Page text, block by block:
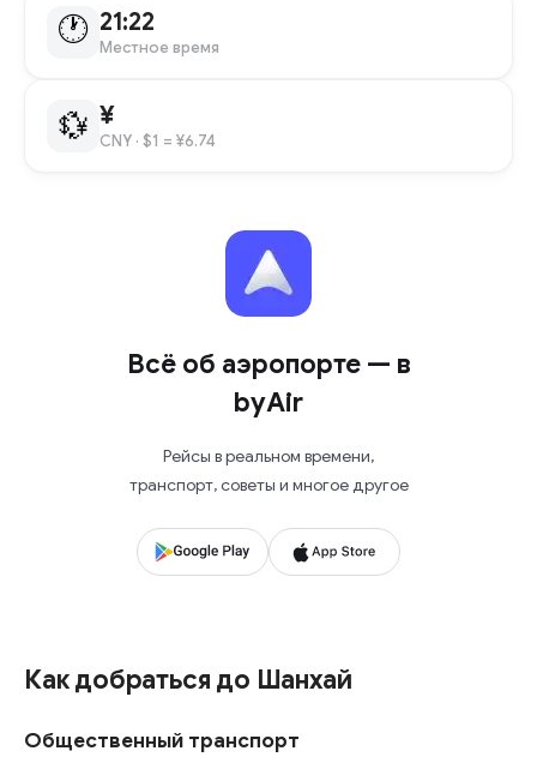
🕐 21:22
Местное время
💱 ¥
CNY · $1 = ¥6.74
Всё об аэропорте — в
byAir
Рейсы в реальном времени,
транспорт, советы и многое другое
Как добраться до Шанхай
Общественный транспорт